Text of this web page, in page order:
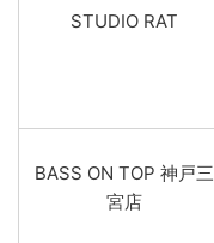
STUDIO RAT
BASS ON TOP 神戸三
宮店